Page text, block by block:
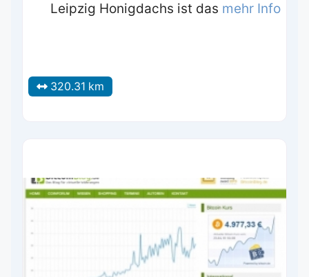
Leipzig Honigdachs ist das mehr Info
320.31 km